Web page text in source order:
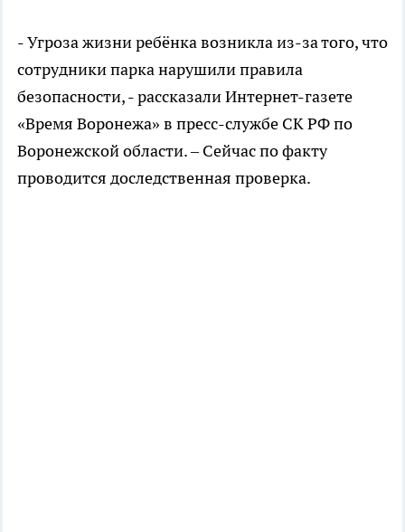
- Угроза жизни ребёнка возникла из-за того, что
сотрудники парка нарушили правила
безопасности, - рассказали Интернет-газете
«Время Воронежа» в пресс-службе СК РФ по
Воронежской области. – Сейчас по факту
проводится доследственная проверка.